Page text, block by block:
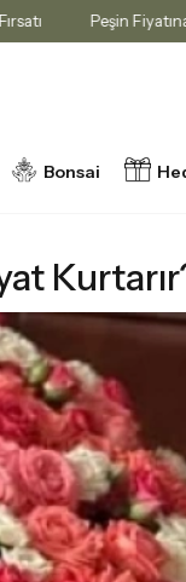
Fırsatı
Bonsai